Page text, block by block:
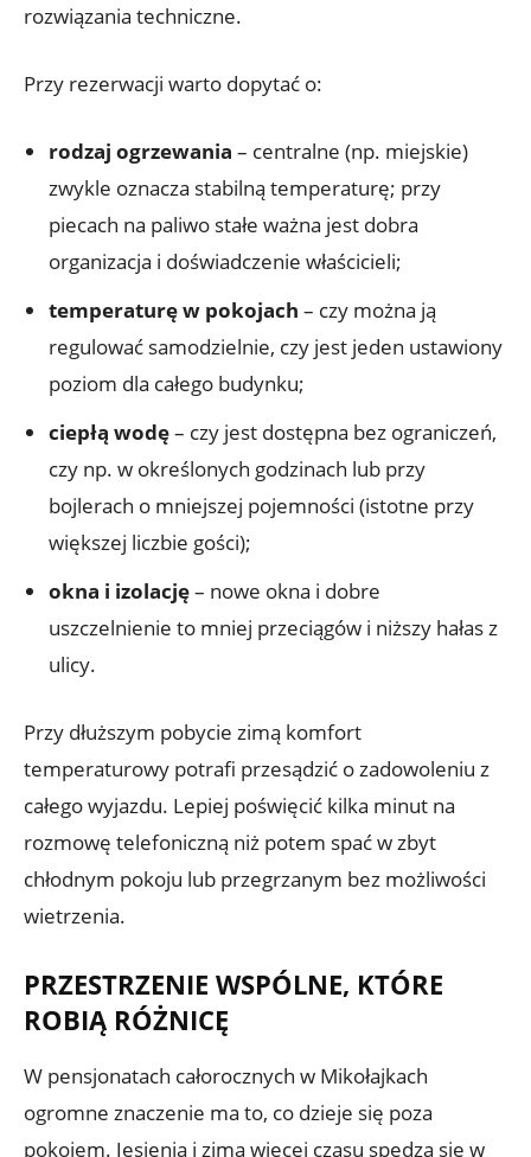
rozwiązania techniczne.
Przy rezerwacji warto dopytać o:
rodzaj ogrzewania – centralne (np. miejskie)
zwykle oznacza stabilną temperaturę; przy
piecach na paliwo stałe ważna jest dobra
organizacja i doświadczenie właścicieli;
temperaturę w pokojach – czy można ją
regulować samodzielnie, czy jest jeden ustawiony
poziom dla całego budynku;
ciepłą wodę– czy jest dostępna bez ograniczeń,
czy np. w określonych godzinach lub przy
bojlerach o mniejszej pojemności (istotne przy
większej liczbie gości);
okna i izolację– nowe okna i dobre
uszczelnienie to mniej przeciągów i niższy hałas z
ulicy.
Przy dłuższym pobycie zimą komfort
temperaturowy potrafi przesądzić o zadowoleniu z
całego wyjazdu. Lepiej poświęcić kilka minut na
rozmowę telefoniczną niż potem spać w zbyt
chłodnym pokoju lub przegrzanym bez możliwości
wietrzenia.
PRZESTRZENIE WSPÓLNE, KTÓRE
ROBIĄ RÓŻNICĘ
W pensjonatach całorocznych w Mikołajkach
ogromne znaczenie ma to, co dzieje się poza
pokojem. Jesienią i zimą więcej czasu spędza się w